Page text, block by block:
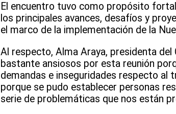
El encuentro tuvo como propósito
los principales avances, desafíos y
el marco de la implementación de la
Al respecto, Alma Araya, presidenta
bastante ansiosos por esta reunión
demandas e inseguridades respecto al
porque se pudo establecer personas
serie de problemáticas que nos están